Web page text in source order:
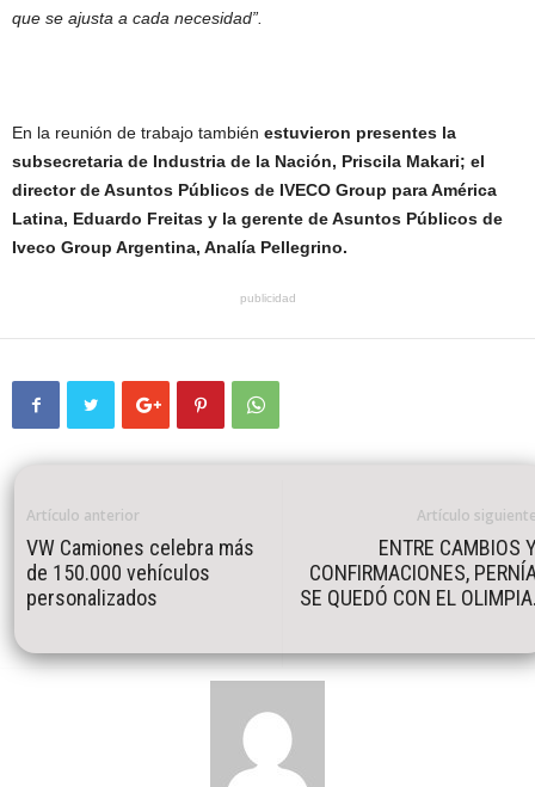
que se ajusta a cada necesidad”.
En la reunión de trabajo también estuvieron presentes la
subsecretaria de Industria de la Nación, Priscila Makari; el
director de Asuntos Públicos de IVECO Group para América
Latina, Eduardo Freitas y la gerente de Asuntos Públicos de
Iveco Group Argentina, Analía Pellegrino.
publicidad
Artículo anterior
VW Camiones celebra más
de 150.000 vehículos
personalizados
Artículo
ENTRE CAMBIOS
CONFIRMACIONES,
SE QUEDÓ CON EL